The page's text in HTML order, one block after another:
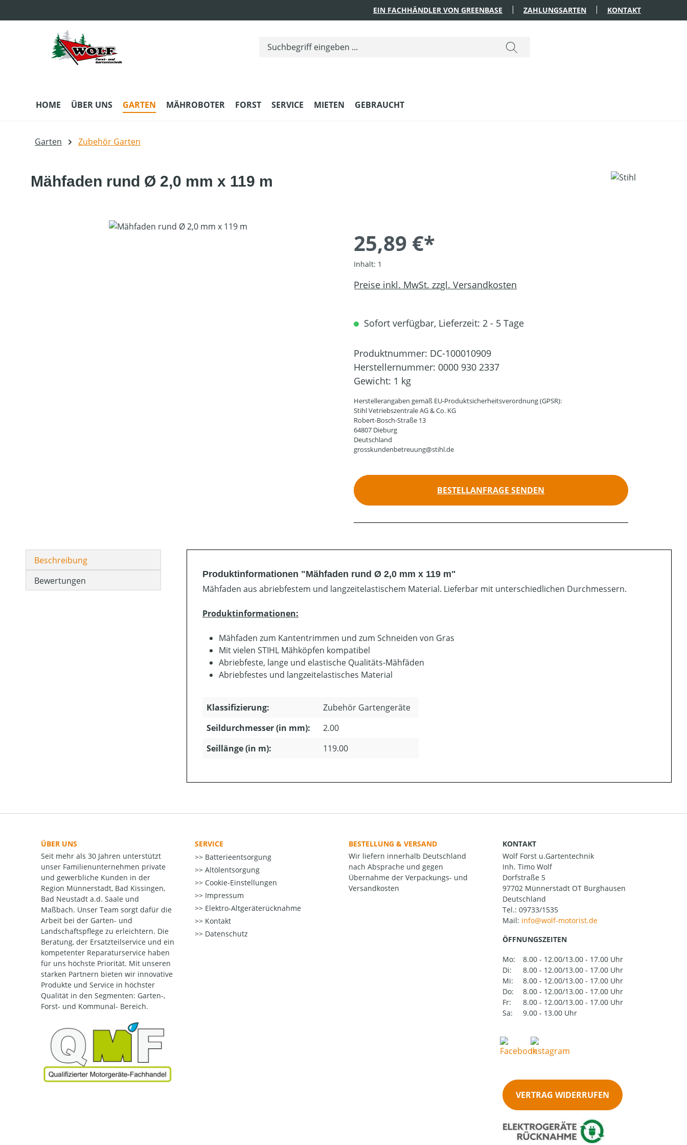
EIN FACHHÄNDLER VON GREENBASE ZAHLUNGSARTEN KONTAKT
HOME ÜBER UNS GARTEN MÄHROBOTER FORST SERVICE MIETEN GEBRAUCHT
Garten Zubehör Garten
Mähfaden rund Ø 2,0 mm x 119 m
Bildergalerie überspringen
25,89 €*
Inhalt: 1
Preise inkl. MwSt. zzgl. Versandkosten
Sofort verfügbar, Lieferzeit: 2 - 5 Tage
Produktnummer: DC-100010909
Herstellernummer: 0000 930 2337
Gewicht: 1 kg
Herstellerangaben gemäß EU-Produktsicherheitsverordnung (GPSR):
Stihl Vetriebszentrale AG & Co. KG
Robert-Bosch-Straße 13
64807 Dieburg
Deutschland
grosskundenbetreuung@stihl.de
BESTELLANFRAGE SENDEN
Beschreibung
Bewertungen
Produktinformationen "Mähfaden rund Ø 2,0 mm x 119 m"
Mähfaden aus abriebfestem und langzeitelastischem Material. Lieferbar mit unterschiedlichen Durchmessern.
Produktinformationen:
Mähfaden zum Kantentrimmen und zum Schneiden von Gras
Mit vielen STIHL Mähköpfen kompatibel
Abriebfeste, lange und elastische Qualitäts-Mähfäden
Abriebfestes und langzeitelastisches Material
Klassifizierung:
Zubehör Gartengeräte
Seildurchmesser (in mm):
2.00
Seillänge (in m):
119.00
ÜBER UNS
Seit mehr als 30 Jahren unterstützt
unser Familienunternehmen private
und gewerbliche Kunden in der
Region Münnerstadt, Bad Kissingen,
Bad Neustadt a.d. Saale und
Maßbach. Unser Team sorgt dafür die
Arbeit bei der Garten- und
Landschaftspflege zu erleichtern. Die
Beratung, der Ersatzteilservice und ein
kompetenter Reparaturservice haben
für uns höchste Priorität. Mit unseren
starken Partnern bieten wir innovative
Produkte und Service in höchster
Qualität in den Segmenten: Garten-,
Forst- und Kommunal- Bereich.
SERVICE
Batterieentsorgung
Altölentsorgung
Cookie-Einstellungen
Impressum
Elektro-Altgeräterücknahme
Kontakt
Datenschutz
BESTELLUNG & VERSAND
Wir liefern innerhalb Deutschland
nach Absprache und gegen
Übernahme der Verpackungs- und
Versandkosten
KONTAKT
Wolf Forst u.Gartentechnik
Inh. Timo Wolf
Dorfstraße 5
97702 Münnerstadt OT Burghausen
Deutschland
Tel.: 09733/1535
Mail:
ÖFFNUNGSZEITEN
Mo:
8.00 - 12.00/13.00 - 17.00 Uhr
Di:
8.00 - 12.00/13.00 - 17.00 Uhr
Mi:
8.00 - 12.00/13.00 - 17.00 Uhr
Do:
8.00 - 12.00/13.00 - 17.00 Uhr
Fr:
8.00 - 12.00/13.00 - 17.00 Uhr
Sa:
9.00 - 13.00 Uhr
VERTRAG WIDERRUFEN